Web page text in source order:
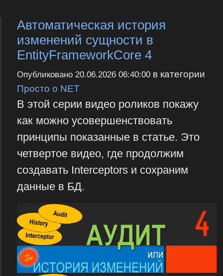
Автоматическая история
изменений сущности в
EntityFrameworkCore 4
Опубликовано 20.06.2026 06:40:00в категории
Просто о NET
В этой серии видео роликов покажу
как можно усовершенствовать
принципы показанные в статье. Это
четвертое видео, где продолжим
создавать Interceptors и сохраним
данные в БД.